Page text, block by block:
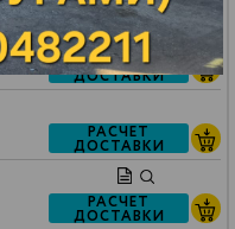
ДОСТАВКИ
РАСЧЕТ
ДОСТАВКИ
РАСЧЕТ
ДОСТАВКИ
РАСЧЕТ
ДОСТАВКИ